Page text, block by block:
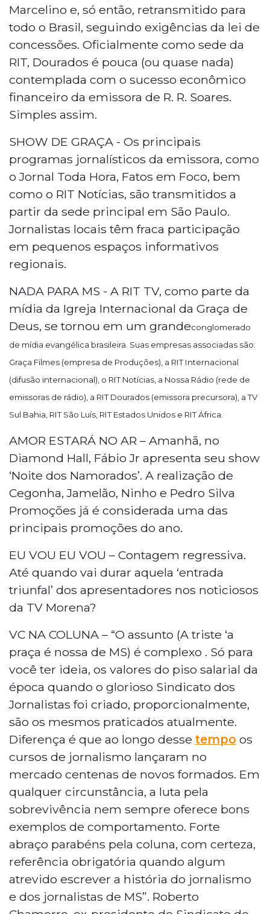
Marcelino e, só então, retransmitido para
todo o Brasil, seguindo exigências da lei de
concessões. Oficialmente como sede da
RIT, Dourados é pouca (ou quase nada)
contemplada com o sucesso econômico
financeiro da emissora de R. R. Soares.
Simples assim.
SHOW DE GRAÇA - Os principais
programas jornalísticos da emissora, como
o Jornal Toda Hora, Fatos em Foco, bem
como o RIT Notícias, são transmitidos a
partir da sede principal em São Paulo.
Jornalistas locais têm fraca participação
em pequenos espaços informativos
regionais.
NADA PARA MS - A RIT TV, como parte da
mídia da Igreja Internacional da Graça de
Deus, se tornou em um grandeconglomerado
de mídia evangélica brasileira. Suas empresas associadas são:
Graça Filmes (empresa de Produções), a RIT Internacional
(difusão internacional), o RIT Notícias, a Nossa Rádio (rede de
emissoras de rádio), a RIT Dourados (emissora precursora), a TV
Sul Bahia, RIT São Luís, RIT Estados Unidos e RIT África.
AMOR ESTARÁ NO AR – Amanhã, no
Diamond Hall, Fábio Jr apresenta seu show
‘Noite dos Namorados’. A realização de
Cegonha, Jamelão, Ninho e Pedro Silva
Promoções já é considerada uma das
principais promoções do ano.
EU VOU EU VOU – Contagem regressiva.
Até quando vai durar aquela ‘entrada
triunfal’ dos apresentadores nos noticiosos
da TV Morena?
VC NA COLUNA – “O assunto (A triste ‘a
praça é nossa de MS) é complexo . Só para
você ter ideia, os valores do piso salarial da
época quando o glorioso Sindicato dos
Jornalistas foi criado, proporcionalmente,
são os mesmos praticados atualmente.
Diferença é que ao longo desse tempo os
cursos de jornalismo lançaram no
mercado centenas de novos formados. Em
qualquer circunstância, a luta pela
sobrevivência nem sempre oferece bons
exemplos de comportamento. Forte
abraço parabéns pela coluna, com certeza,
referência obrigatória quando algum
atrevido escrever a história do jornalismo
e dos jornalistas de MS”. Roberto